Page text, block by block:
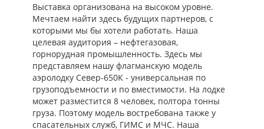
Выставка организована на высоком уровне.
Мечтаем найти здесь будущих партнеров, с
которыми мы бы хотели работать. Наша
целевая аудитория – нефтегазовая,
горнорудная промышленность. Здесь мы
представляем нашу флагманскую модель
аэролодку Север-650К - универсальная по
грузоподъемности и по вместимости. На лодке
может разместится 8 человек, полтора тонны
груза. Поэтому модель востребована также у
спасательных служб, ГИМС и МЧС. Наша